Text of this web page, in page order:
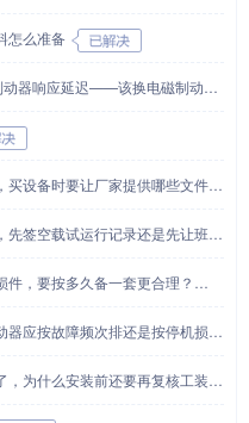
怎么准备
换电磁制动器还是给液压油加电加热系统？
设备时要让厂家提供哪些文件？
试运行记录还是先让班组直接接手？
，要按多久备一套更合理？
按故障频次排还是按停机损失排？
么安装前还要再复核工装最高点？